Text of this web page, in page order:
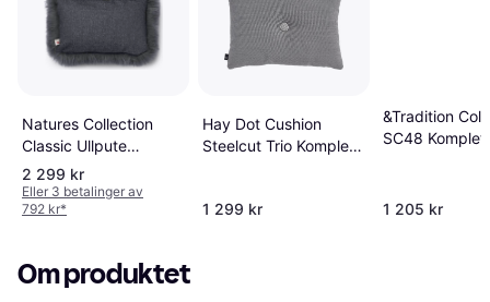
Natures Collection
Classic Ullpute
Langhåret 34x52 cm
Mørkegrå Stålgrå
Komplett pyntepyte
2 299 kr
Eller 3 betalinger av
792 kr*
Hay Dot Cushion
Steelcut Trio Komplett
1 299 kr
&Tradition
SC48 Komplett
1 205 kr
Om produktet